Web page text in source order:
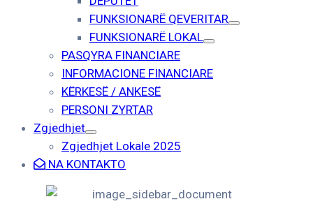
FUNKSIONARË QEVERITAR
FUNKSIONARË LOKAL
PASQYRA FINANCIARE
INFORMACIONE FINANCIARE
KËRKESË / ANKESË
PERSONI ZYRTAR
Zgjedhjet
Zgjedhjet Lokale 2025
NA KONTAKTO